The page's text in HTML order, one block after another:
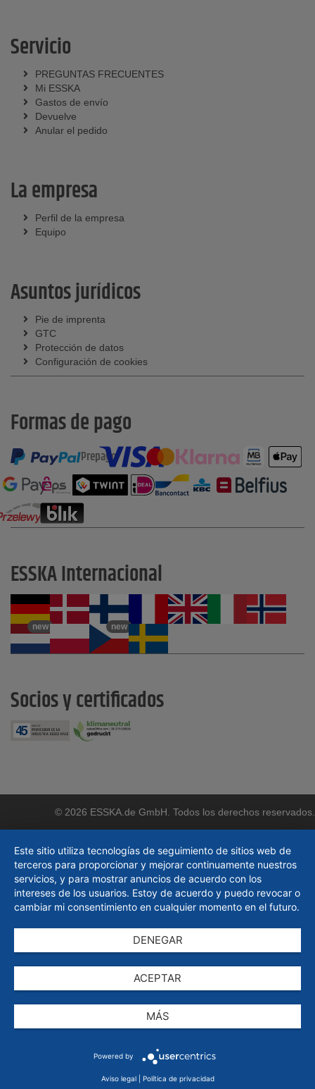
Servicio
PREGUNTAS FRECUENTES
Mi ESSKA
Gastos de envío
Devuelve
Anular el pedido
La empresa
Perfil de la empresa
Equipo
Asuntos jurídicos
Pie de imprenta
GTC
Protección de datos
Configuración de cookies
Formas de pago
Prepago
ESSKA Internacional
new new
Socios y certificados
© 2026 ESSKA.de GmbH. Todos los derechos reservados.
Este sitio utiliza tecnologías de seguimiento de sitios web de
terceros para proporcionar y mejorar continuamente nuestros
servicios, y para mostrar anuncios de acuerdo con los
intereses de los usuarios. Estoy de acuerdo y puedo revocar o
cambiar mi consentimiento en cualquier momento en el futuro.
DENEGAR
ACEPTAR
MÁS
Powered by
Aviso legal Política de privacidad